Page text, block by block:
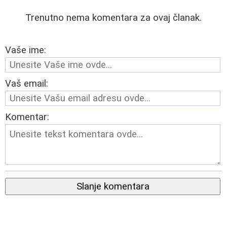
Trenutno nema komentara za ovaj članak.
Vaše ime:
Vaš email:
Komentar:
Slanje komentara